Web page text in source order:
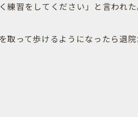
練習をしてください」と言われた
取って歩けるようになったら退院